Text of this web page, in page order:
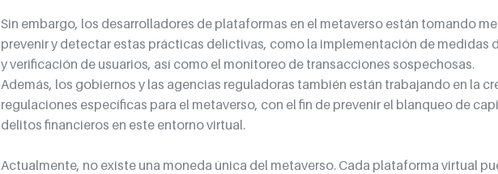
Sin embargo, los desarrolladores de plataformas en el metaverso están tomando
prevenir y detectar estas prácticas delictivas, como la implementación de medidas
y verificación de usuarios, así como el monitoreo de transacciones sospechosas.
Además, los gobiernos y las agencias reguladoras también están trabajando en la
regulaciones específicas para el metaverso, con el fin de prevenir el blanqueo de
delitos financieros en este entorno virtual.
Actualmente, no existe una moneda única del metaverso. Cada plataforma virtual